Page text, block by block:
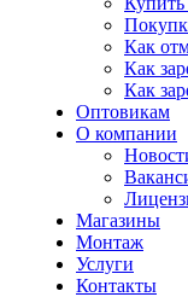
Как
Как
Как
Оптовикам
О компании
Магазины
Монтаж
Услуги
Контакты